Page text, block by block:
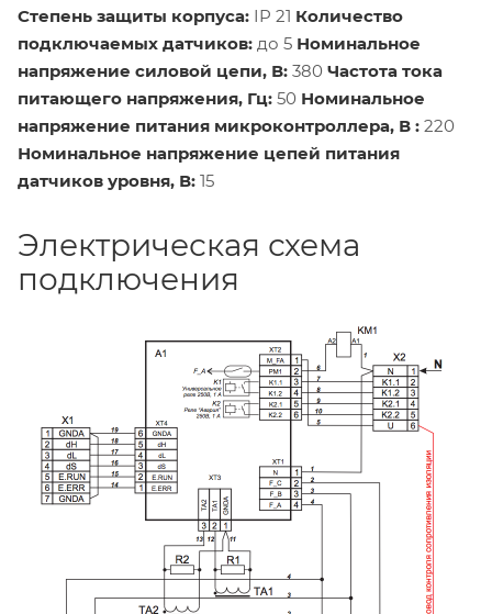
Степень защиты корпуса: IP 21 Количество
подключаемых датчиков: до 5 Номинальное
напряжение силовой цепи, В: 380 Частота тока
питающего напряжения, Гц: 50 Номинальное
напряжение питания микроконтроллера, В : 220
Номинальное напряжение цепей питания
датчиков уровня, В: 15
Электрическая схема
подключения